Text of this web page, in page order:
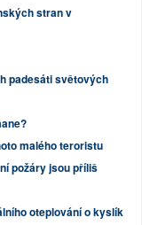
stran v
padesáti světových
malého teroristu
požáry jsou příliš
oteplování o kyslík